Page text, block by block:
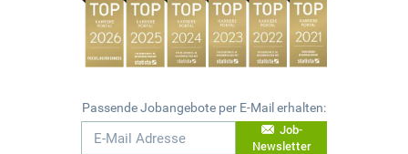
Passende Jobangebote per E-Mail erhalten:
Job-
Newsletter